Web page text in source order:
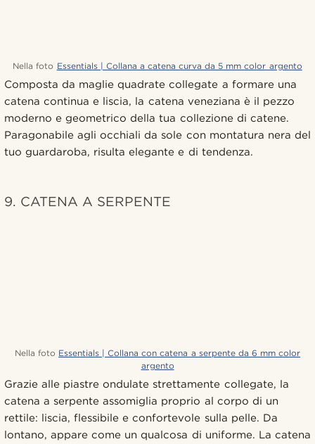
Nella foto Essentials | Collana a catena curva da 5 mm color argento
Composta da maglie quadrate collegate a formare una
catena continua e liscia, la catena veneziana è il pezzo
moderno e geometrico della tua collezione di catene.
Paragonabile agli occhiali da sole con montatura nera del
tuo guardaroba, risulta elegante e di tendenza.
9. CATENA A SERPENTE
Nella foto Essentials | Collana con catena a serpente da 6 mm color
argento
Grazie alle piastre ondulate strettamente collegate, la
catena a serpente assomiglia proprio al corpo di un
rettile: liscia, flessibile e confortevole sulla pelle. Da
lontano, appare come un qualcosa di uniforme. La catena